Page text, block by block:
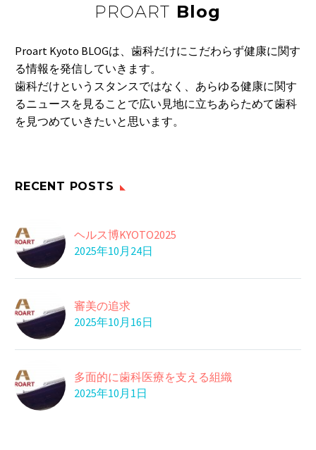
ラサラに流れやすく
26 6月 2018
05 3月 2025
デジタル技術の進化
26 9月 2025
枕の高さ
り…
リコピンでガンを予防
ピ…
よく噛む
08 7月 2023
29 5月 2024
睡眠と脳のリズム
私たちの睡眠にはリズ
冷奴にはカツオ節
豆腐には「木綿」と
PROART Blog
Proart Kyoto BLOGは、歯科だけにこだわらず健康に関す
る情報を発信していきます。
歯科だけというスタンスではなく、あらゆる健康に関す
るニュースを見ることで広い見地に立ちあらためて歯科
を見つめていきたいと思います。
RECENT POSTS
ヘルス博KYOTO2025
2025年10月24日
審美の追求
2025年10月16日
多面的に歯科医療を支える組織
2025年10月1日